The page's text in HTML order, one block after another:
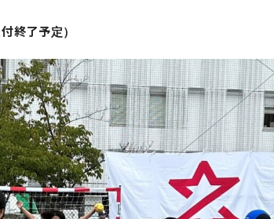
終了予定）